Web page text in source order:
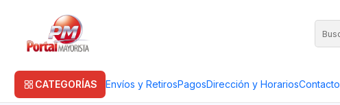
CATEGORÍAS Envíos y RetirosPagosDirección y HorariosContacto